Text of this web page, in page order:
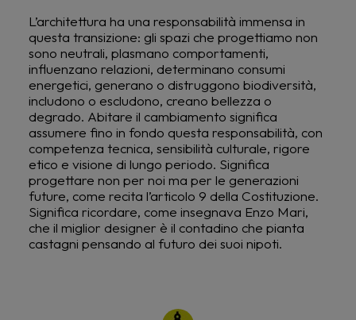
L’architettura ha una responsabilità immensa in
questa transizione: gli spazi che progettiamo non
sono neutrali, plasmano comportamenti,
influenzano relazioni, determinano consumi
energetici, generano o distruggono biodiversità,
includono o escludono, creano bellezza o
degrado. Abitare il cambiamento significa
assumere fino in fondo questa responsabilità, con
competenza tecnica, sensibilità culturale, rigore
etico e visione di lungo periodo. Significa
progettare non per noi ma per le generazioni
future, come recita l’articolo 9 della Costituzione.
Significa ricordare, come insegnava Enzo Mari,
che il miglior designer è il contadino che pianta
castagni pensando al futuro dei suoi nipoti.